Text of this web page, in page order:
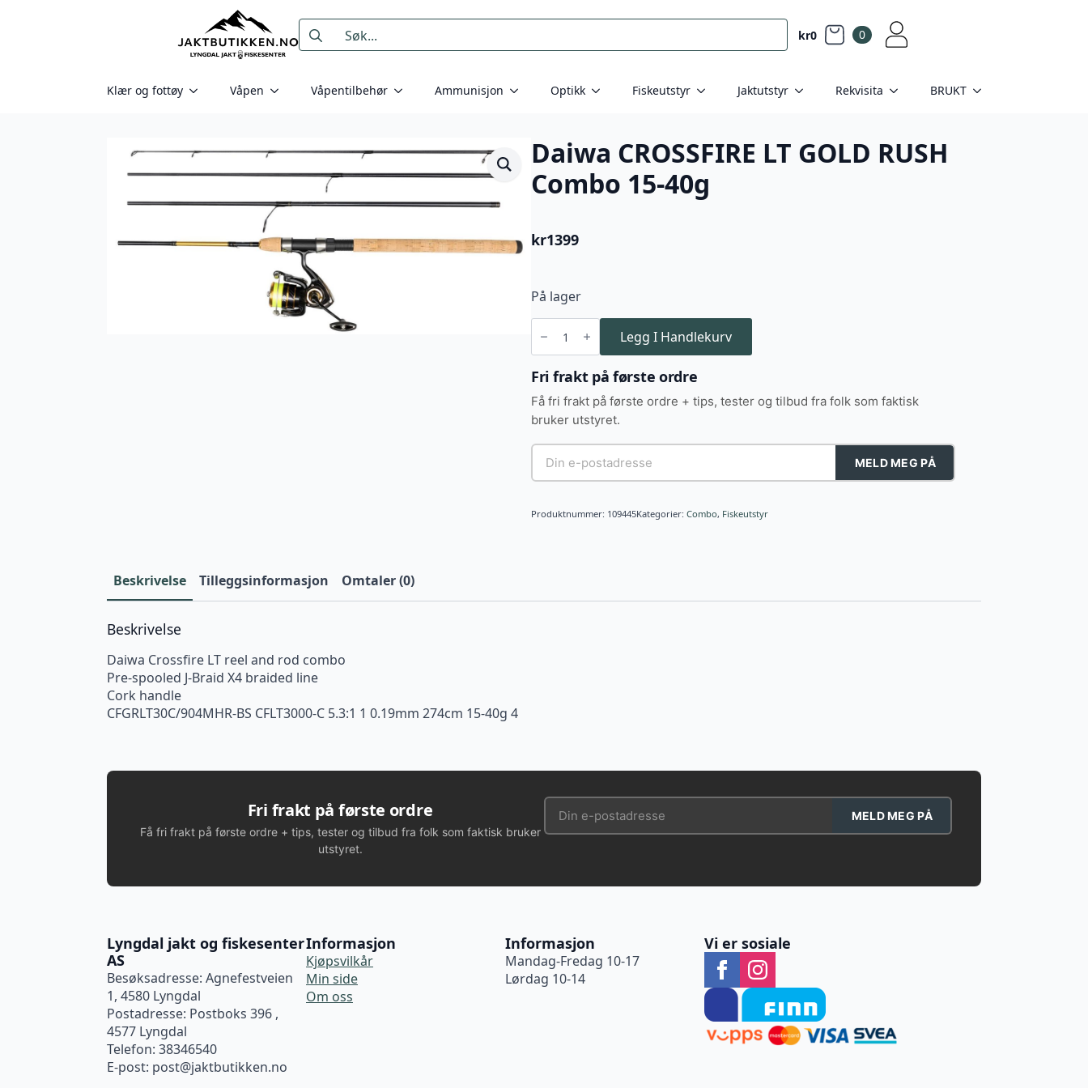
Search
for:
kr0 0
Klær og fottøy Våpen Våpentilbehør Ammunisjon Optikk Fiskeutstyr Jaktutstyr Rekvisita BRUKT
Daiwa CROSSFIRE LT GOLD RUSH
Combo 15-40g
kr1399
På lager
Daiwa
CROSSFIRE
GOLD
RUSH
Combo
40g
antall
Legg I Handlekurv
Fri frakt på første ordre
Få fri frakt på første ordre + tips, tester og tilbud fra folk som faktisk
bruker utstyret.
MELD MEG PÅ
Produktnummer: 109445Kategorier: Combo, Fiskeutstyr
Beskrivelse Tilleggsinformasjon Omtaler (0)
Beskrivelse
Daiwa Crossfire LT reel and rod combo
Pre-spooled J-Braid X4 braided line
Cork handle
CFGRLT30C/904MHR-BS CFLT3000-C 5.3:1 1 0.19mm 274cm 15-40g 4
Fri frakt på første ordre
Få fri frakt på første ordre + tips, tester og tilbud fra folk som faktisk bruker
utstyret.
MELD MEG PÅ
Lyngdal jakt og fiskesenter
AS
Besøksadresse: Agnefestveien
1, 4580 Lyngdal
Postadresse: Postboks 396 ,
4577 Lyngdal
Telefon: 38346540
E-post: post@jaktbutikken.no
Informasjon
Kjøpsvilkår
Min side
Om oss
Informasjon
Mandag-Fredag 10-17
Lørdag 10-14
Vi er sosiale